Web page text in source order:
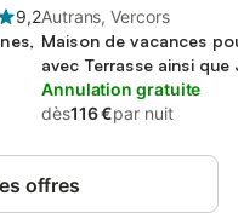
9,2Autrans, Vercors
Maison de vacances
avec Terrasse ainsi que
Annulation gratuite
dès116 €par nuit
offres